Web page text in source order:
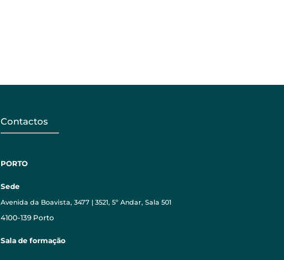
Contactos
PORTO
Sede
Avenida da Boavista, 3477 | 3521, 5º Andar, Sala 501
4100-139 Porto
Sala de formação